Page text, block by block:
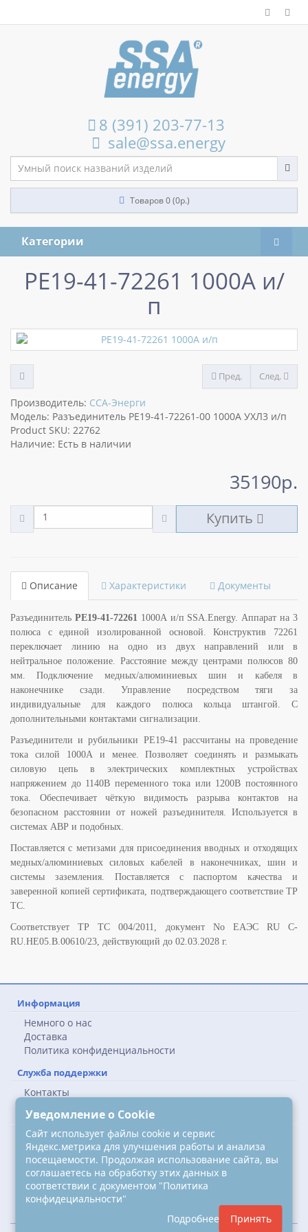
8 (391) 203-77-13
sale@ssa.energy
Товаров 0 (0р.)
Категории
РЕ19-41-72261 1000А и/
п
Пред. След.
Производитель: ССА-Энерги
Модель: Разъединитель РЕ19-41-72261-00 1000А УХЛ3 и/п
Product SKU: 22762
Наличие: Есть в наличии
35190р.
Купить
Описание Характеристики Документы
Разъединитель РЕ19-41-72261
1000А и/п SSA.Energy. Аппарат на 3
полюса с единой изолированной основой. Конструктив 72261
переключает линию на одно из двух направлений или в
нейтральное положение. Расстояние между центрами полюсов 80
мм. Подключение медных/алюминиевых шин и кабеля в
наконечнике сзади. Управление посредством тяги за
индивидуальные для каждого полюса кольца штангой. С
дополнительными контактами сигнализации.
Разъединители и рубильники РЕ19-41 рассчитаны на проведение
тока силой 1000А и менее. Позволяет соединять и размыкать
силовую цепь в электрических комплектных устройствах
напряжением до 1140В переменного тока или 1200В постоянного
тока. Обеспечивает чёткую видимость разрыва контактов на
безопасном расстоянии от ножей разъединителя. Используется в
системах АВР и подобных.
Поставляется с метизами для присоединения вводных и отходящих
медных/алюминиевых силовых кабелей в наконечниках, шин и
системы заземления. Поставляется с паспортом качества и
заверенной копией сертификата, подтверждающего соответствие ТР
ТС.
Соответствует ТР ТС 004/2011, документ No ЕАЭС RU C-
RU.НЕ05.B.00610/23, действующий до 02.03.2028 г.
Информация
Немного о нас
Доставка
Политика конфиденциальности
Служба поддержки
Контакты
Наши контакты
ООО "ССА-Энерги"
663090, Россия, Красноярский край, г. Дивногорск
8 (391) 203-77-13
sale@ssa.energy
Уведомление о Cookie
Сайт использует файлы cookie и сервис
Яндекс.метрика для улучшения работы и анализа
посещаемости. Продолжая использование сайта, вы
соглашаетесь на обработку этих данных в
соответствии с документом "Политика
конфидециальности"
Подробнее
Принять